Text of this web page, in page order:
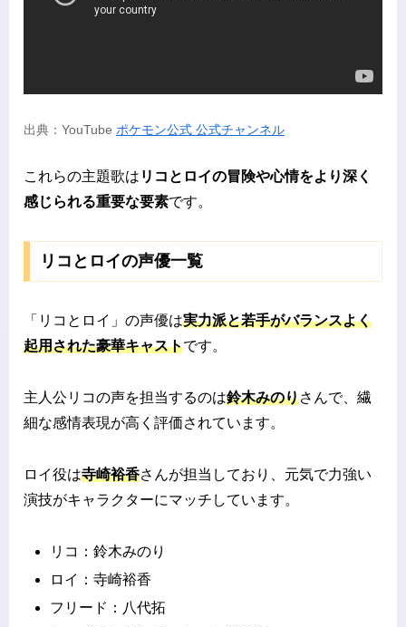
出典：YouTube ポケモン公式 公式チャンネル
これらの主題歌は リコとロイの冒険や心情をより深く
感じられる重要な要素です。
リコとロイの声優一覧
「リコとロイ」の声優は実力派と若手がバランスよく
起用された豪華キャストです。
主人公リコの声を担当するのは鈴木みのりさんで、繊
細な感情表現が高く評価されています。
ロイ役は寺崎裕香さんが担当しており、元気で力強い
演技がキャラクターにマッチしています。
リコ：鈴木みのり
ロイ：寺崎裕香
フリード：八代拓